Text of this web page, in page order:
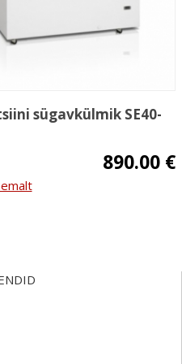
sügavkülmik SE40-
890.00 €